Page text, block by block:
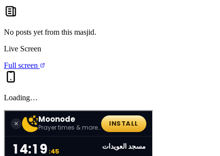
No posts yet from this masjid.
Live Screen
Full screen
Loading…